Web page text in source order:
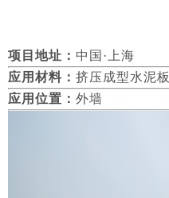
项目地址： 中国·上海
应用材料： 挤压成型水泥板
应用位置： 外墙